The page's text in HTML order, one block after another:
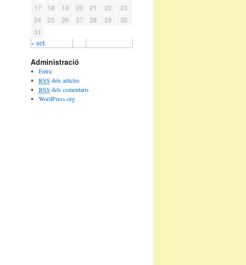
« oct.
17
18 19 20 21 22
23
24
25 26 27 28 29
30
31
Administració
Entra
RSS dels articles
RSS dels comentaris
WordPress.org